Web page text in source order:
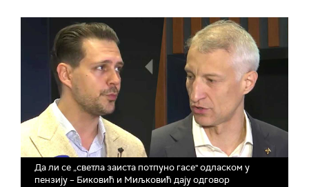
Да ли се „светла заиста потпуно гасе" одласком у
пензију – Биковић и Миљковић дају одговор